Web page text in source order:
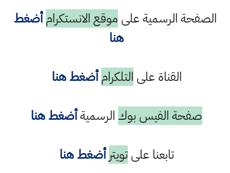
الصفحة الرسمية على موقع الانستكرام أضغط
هنا
القناة على التلكرام أضغط هنا
صفحة الفيس بوك الرسميةأضغط هنا
تابعنا علىتويتر أضغط هنا